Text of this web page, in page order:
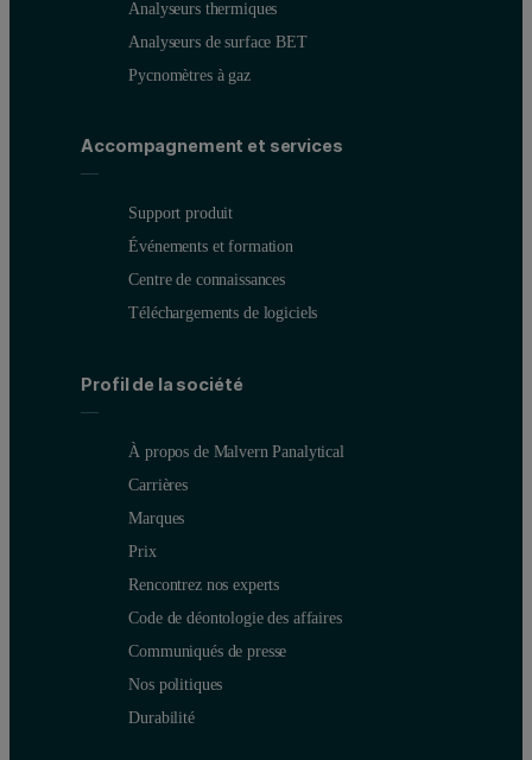
Analyseurs thermiques
Analyseurs de surface BET
Pycnomètres à gaz
Accompagnement et services
Support produit
Événements et formation
Centre de connaissances
Téléchargements de logiciels
Profil de la société
À propos de Malvern Panalytical
Carrières
Marques
Prix
Rencontrez nos experts
Code de déontologie des affaires
Communiqués de presse
Nos politiques
Durabilité